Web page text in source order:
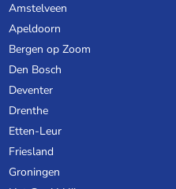
Amstelveen
Apeldoorn
Bergen op Zoom
Den Bosch
Deventer
Drenthe
Etten-Leur
Friesland
Groningen